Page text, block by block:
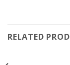
RELATED